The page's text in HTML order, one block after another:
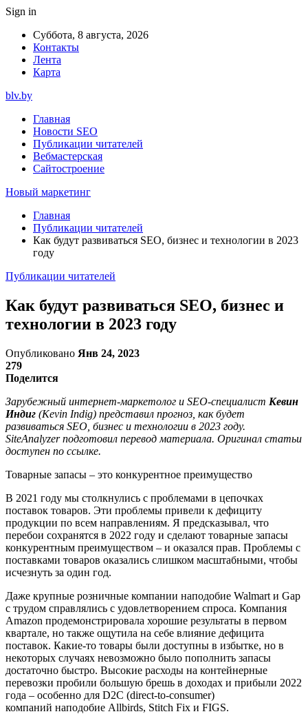
Sign in
Суббота, 8 августа, 2026
Контакты
Лента
Карта
blv.by
Главная
Новости SEO
Публикации читателей
Вебмастерская
Сайтостроение
Новый маркетинг
Главная
Публикации читателей
Как будут развиваться SEO, бизнес и технологии в 2023
году
Публикации читателей
Как будут развиваться SEO, бизнес и
технологии в 2023 году
Опубликовано Янв 24, 2023
279
Поделится
Зарубежный интернет-маркетолог и SEO-специалист Кевин
Индиг (Kevin Indig) представил прогноз, как будет
развиваться SEO, бизнес и технологии в 2023 году.
SiteAnalyzer подготовил перевод материала. Оригинал статьи
доступен по ссылке.
Товарные запасы – это конкурентное преимущество
В 2021 году мы столкнулись с проблемами в цепочках
поставок товаров. Эти проблемы привели к дефициту
продукции по всем направлениям. Я предсказывал, что
перебои сохранятся в 2022 году и сделают товарные запасы
конкурентным преимуществом – и оказался прав. Проблемы с
поставками товаров оказались слишком масштабными, чтобы
исчезнуть за один год.
Даже крупные розничные компании наподобие Walmart и Gap
с трудом справлялись с удовлетворением спроса. Компания
Amazon продемонстрировала хорошие результаты в первом
квартале, но также ощутила на себе влияние дефицита
поставок. Какие-то товары были доступны в избытке, но в
некоторых случаях невозможно было пополнить запасы
достаточно быстро. Высокие расходы на контейнерные
перевозки пробили большую брешь в доходах и прибыли 2022
года – особенно для D2C (direct-to-consumer)
компаний наподобие Allbirds, Stitch Fix и FIGS.